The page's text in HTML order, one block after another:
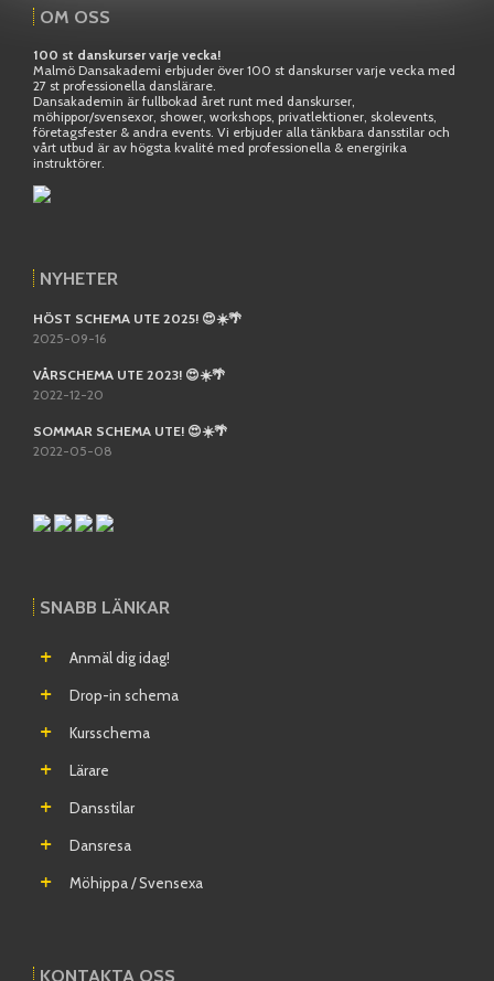
OM OSS
100 st danskurser varje vecka!
Malmö Dansakademi erbjuder över 100 st danskurser varje vecka med
27 st professionella danslärare.
Dansakademin är fullbokad året runt med danskurser,
möhippor/svensexor, shower, workshops, privatlektioner, skolevents,
företagsfester & andra events. Vi erbjuder alla tänkbara dansstilar och
vårt utbud är av högsta kvalité med professionella & energirika
instruktörer.
NYHETER
HÖST SCHEMA UTE 2025! 😍☀️🌴
2025-09-16
VÅRSCHEMA UTE 2023! 😍☀️🌴
2022-12-20
SOMMAR SCHEMA UTE! 😍☀️🌴
2022-05-08
SNABB LÄNKAR
Anmäl dig idag!
Drop-in schema
Kursschema
Lärare
Dansstilar
Dansresa
Möhippa / Svensexa
KONTAKTA OSS